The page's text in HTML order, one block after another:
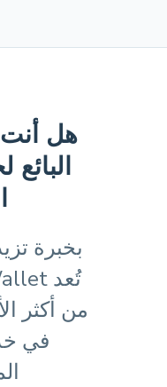
هل
البائع
من أكثر
في